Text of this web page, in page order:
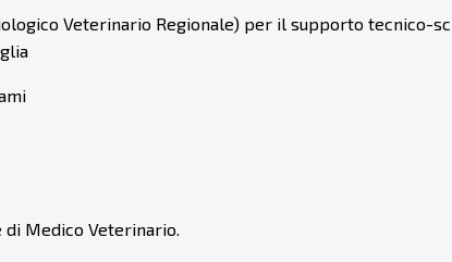
Veterinario Regionale) per il supporto
Medico Veterinario.